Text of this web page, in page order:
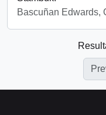
Bascuñan Edwards,